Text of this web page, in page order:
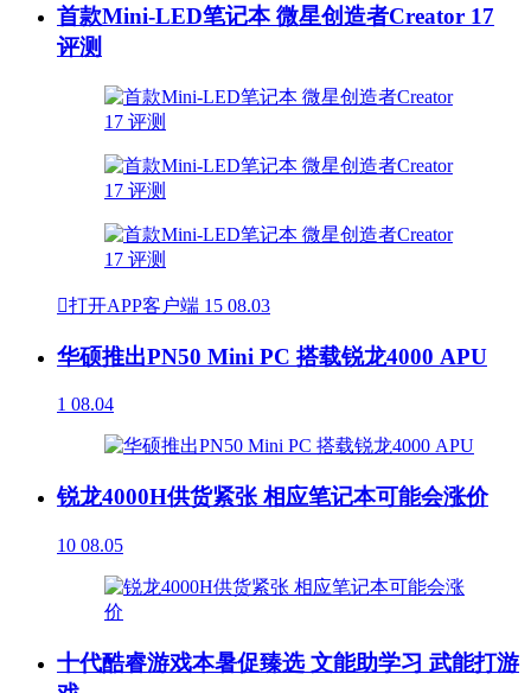
首款Mini-LED笔记本 微星创造者Creator 17
评测
打开APP客户端 15 08.03
华硕推出PN50 Mini PC 搭载锐龙4000 APU
1 08.04
锐龙4000H供货紧张 相应笔记本可能会涨价
10 08.05
十代酷睿游戏本暑促臻选 文能助学习 武能打游